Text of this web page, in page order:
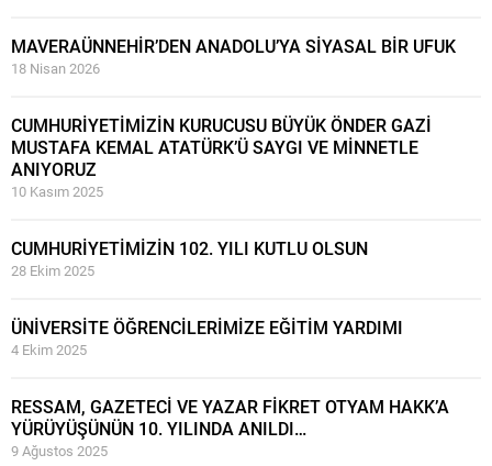
MAVERAÜNNEHİR’DEN ANADOLU’YA SİYASAL BİR UFUK
18 Nisan 2026
CUMHURİYETİMİZİN KURUCUSU BÜYÜK ÖNDER GAZİ
MUSTAFA KEMAL ATATÜRK’Ü SAYGI VE MİNNETLE
ANIYORUZ
10 Kasım 2025
CUMHURİYETİMİZİN 102. YILI KUTLU OLSUN
28 Ekim 2025
ÜNİVERSİTE ÖĞRENCİLERİMİZE EĞİTİM YARDIMI
4 Ekim 2025
RESSAM, GAZETECİ VE YAZAR FİKRET OTYAM HAKK’A
YÜRÜYÜŞÜNÜN 10. YILINDA ANILDI…
9 Ağustos 2025